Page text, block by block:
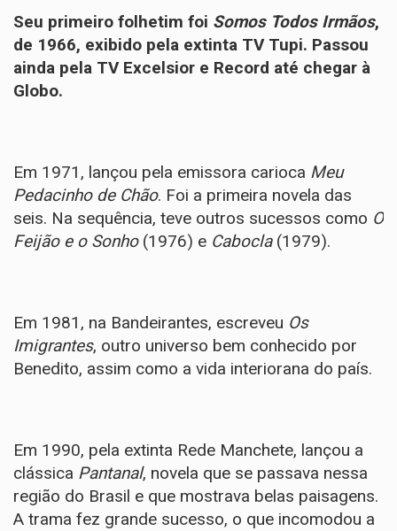
Seu primeiro folhetim foi Somos Todos Irmãos,
de 1966, exibido pela extinta TV Tupi. Passou
ainda pela TV Excelsior e Record até chegar à
Globo.
Em 1971, lançou pela emissora carioca Meu
Pedacinho de Chão. Foi a primeira novela das
seis. Na sequência, teve outros sucessos como O
Feijão e o Sonho(1976) e Cabocla(1979).
Em 1981, na Bandeirantes, escreveu Os
Imigrantes, outro universo bem conhecido por
Benedito, assim como a vida interiorana do país.
Em 1990, pela extinta Rede Manchete, lançou a
clássica Pantanal, novela que se passava nessa
região do Brasil e que mostrava belas paisagens.
A trama fez grande sucesso, o que incomodou a